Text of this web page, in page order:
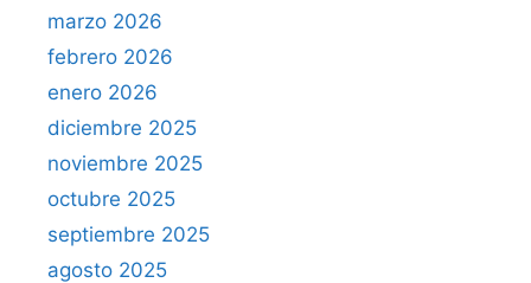
marzo 2026
febrero 2026
enero 2026
diciembre 2025
noviembre 2025
octubre 2025
septiembre 2025
agosto 2025